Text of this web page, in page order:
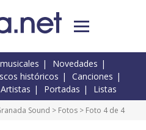
Novedades
históricos
Canciones
Artistas Portadas Listas
Sound > Fotos > Foto 4 de 4